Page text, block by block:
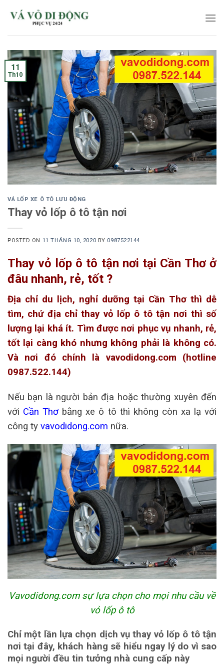
11
Th10
VÁ LỐP XE Ô TÔ LƯU ĐỘNG
Thay vỏ lốp ô tô tận nơi
POSTED ON 11 THÁNG 10, 2020 BY 0987522144
Thay vỏ lốp ô tô tận nơi tại Cần Thơ ở
đâu nhanh, rẻ, tốt ?
Địa chỉ du lịch, nghỉ dưỡng tại Cần Thơ thì dễ
tìm, chứ địa chỉ thay vỏ lốp ô tô tận nơi thì số
lượng lại khá ít. Tìm được nơi phục vụ nhanh, rẻ,
tốt lại càng khó nhưng không phải là không có.
Và nơi đó chính là vavodidong.com (hotline
0987.522.144)
Nếu bạn là người bản địa hoặc thường xuyên đến
với Cần Thơ bằng xe ô tô thì không còn xa lạ với
công ty vavodidong.com nữa.
Vavodidong.com sự lựa chọn cho mọi nhu cầu về
vỏ lốp ô tô
Chỉ một lần lựa chọn dịch vụ thay vỏ lốp ô tô tận
nơi tại đây, khách hàng sẽ hiểu ngay lý do vì sao
mọi người đều tin tưởng nhà cung cấp này